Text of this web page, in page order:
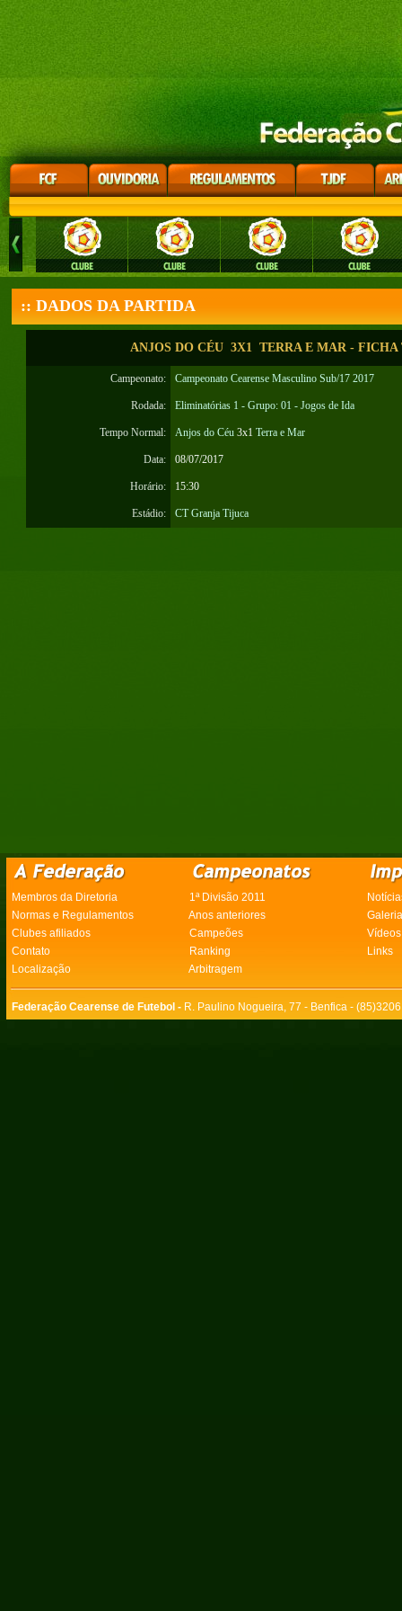
:: DADOS DA PARTIDA
ANJOS DO CÉU 3X1 TERRA E MAR - FICHA
Campeonato: Campeonato Cearense Masculino Sub/17 2017
Rodada: Eliminatórias 1 - Grupo: 01 - Jogos de Ida
Tempo Normal: Anjos do Céu 3x1 Terra e Mar
Data: 08/07/2017
Horário: 15:30
Estádio: CT Granja Tijuca
Membros da Diretoria 1ª Divisão 2011
Normas e Regulamentos
Anos anteriores
Clubes afiliados
Campeões
Vídeos
Contato
Ranking
Links
Localização
Arbitragem
Federação Cearense de Futebol - R. Paulino Nogueira, 77 - Benfica -